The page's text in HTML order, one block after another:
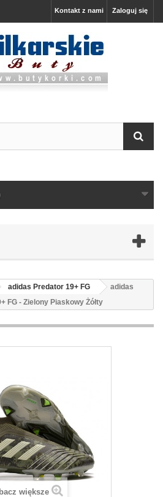
Zaloguj się
Kontakt z nami
adidas Predator 19+ FG
adidas
FG - Zielony Piaskowy Żółty
większe